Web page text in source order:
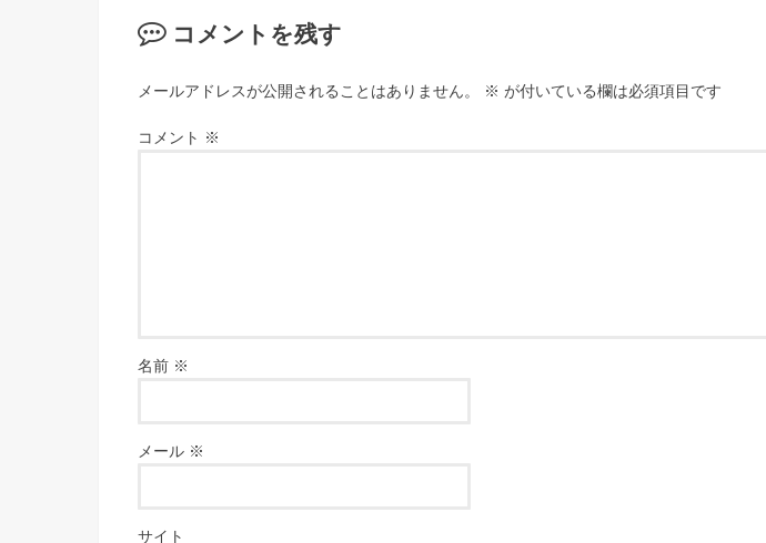
コメントを残す
メールアドレスが公開されることはありません。 ※ が付いている欄は必須項目です
コメント ※
名前 ※
メール ※
サイト